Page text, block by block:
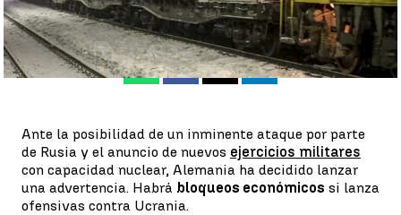
Antena 3 Noticias
Publicado:18 de febrero de 2022, 23:12
WhatsappFacebook
X Linkedin
Ante la posibilidad de un inminente ataque por parte
de Rusia y el anuncio de nuevos ejercicios militares
con capacidad nuclear, Alemania ha decidido lanzar
una advertencia. Habrá bloqueos económicos si lanza
ofensivas contra Ucrania.